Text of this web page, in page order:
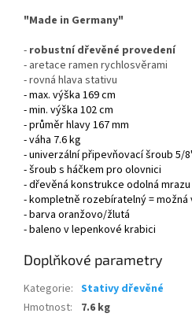
"Made in Germany"
- robustní dřevěné provedení
- aretace ramen rychlosvěrami
- rovná hlava stativu
- max. výška 169 cm
- min. výška 102 cm
- průměr hlavy 167 mm
- váha 7.6 kg
- univerzální připevňovací šroub 5/
- šroub s háčkem pro olovnici
- dřevěná konstrukce odolná
- kompletně rozebíratelný = možná
- barva oranžovo/žlutá
- baleno v lepenkové krabici
Doplňkové parametry
Kategorie: Stativy dřevěné
Hmotnost:
7.6 kg